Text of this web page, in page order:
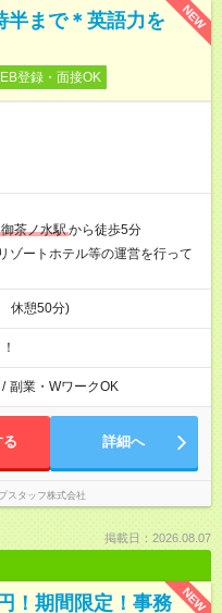
NEW
半まで＊英語力を
登録・面接OK
御茶ノ水駅から徒歩5分
ゾートホテル等の運営を行って
休憩50分)
/ 副業・WワークOK
る 詳細へ
スタッフ株式会社
掲載日：2026.08.07
NEW
！期間限定！事務